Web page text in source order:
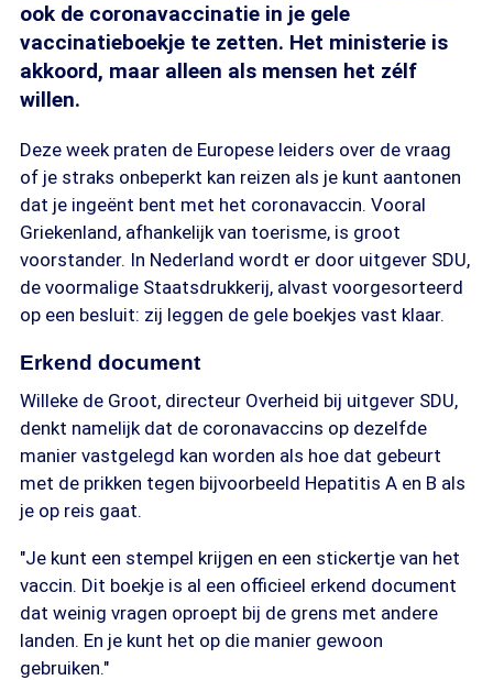
ook de coronavaccinatie in je gele
vaccinatieboekje te zetten. Het ministerie is
akkoord, maar alleen als mensen het zélf
willen.
Deze week praten de Europese leiders over de vraag
of je straks onbeperkt kan reizen als je kunt aantonen
dat je ingeënt bent met het coronavaccin. Vooral
Griekenland, afhankelijk van toerisme, is groot
voorstander. In Nederland wordt er door uitgever SDU,
de voormalige Staatsdrukkerij, alvast voorgesorteerd
op een besluit: zij leggen de gele boekjes vast klaar.
Erkend document
Willeke de Groot, directeur Overheid bij uitgever SDU,
denkt namelijk dat de coronavaccins op dezelfde
manier vastgelegd kan worden als hoe dat gebeurt
met de prikken tegen bijvoorbeeld Hepatitis A en B als
je op reis gaat.
"Je kunt een stempel krijgen en een stickertje van het
vaccin. Dit boekje is al een officieel erkend document
dat weinig vragen oproept bij de grens met andere
landen. En je kunt het op die manier gewoon
gebruiken."